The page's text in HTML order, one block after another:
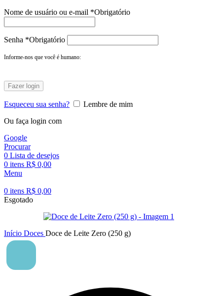
Nome de usuário ou e-mail *Obrigatório
Senha *Obrigatório
Informe-nos que você é humano:
Fazer login
Esqueceu sua senha?
Lembre de mim
Ou faça login com
Google
Procurar
0 Lista de desejos
0 itens R$ 0,00
Menu
0 itens R$ 0,00
Esgotado
Início Doces Doce de Leite Zero (250 g)